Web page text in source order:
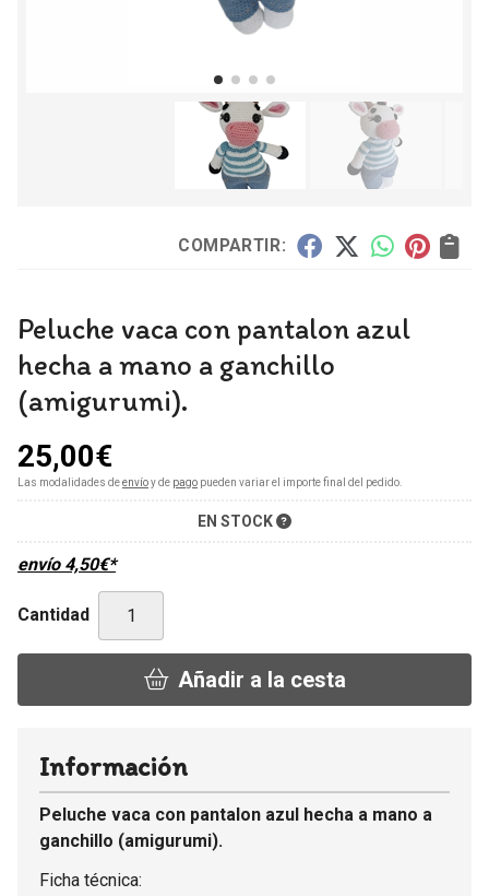
COMPARTIR:
Peluche vaca con pantalon azul
hecha a mano a ganchillo
(amigurumi).
25,00€
Las modalidades deenvíoy de pago pueden variar el importe final del pedido.
EN STOCK
envío 4,50€*
Cantidad
Añadir a la cesta
Información
Peluche vaca con pantalon azul hecha a mano a
ganchillo (amigurumi).
Ficha técnica: